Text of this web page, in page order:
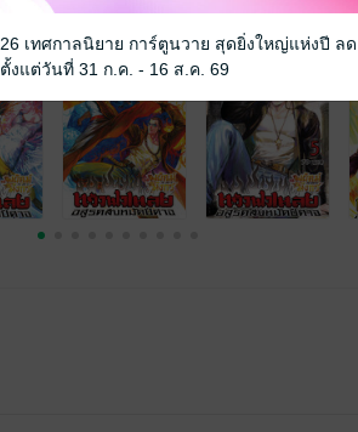
เทศกาลนิยาย การ์ตูนวาย สุดยิ่งใหญ่แห่งปี ลด
งแต่วันที่ 31 ก.ค. - 16 ส.ค. 69